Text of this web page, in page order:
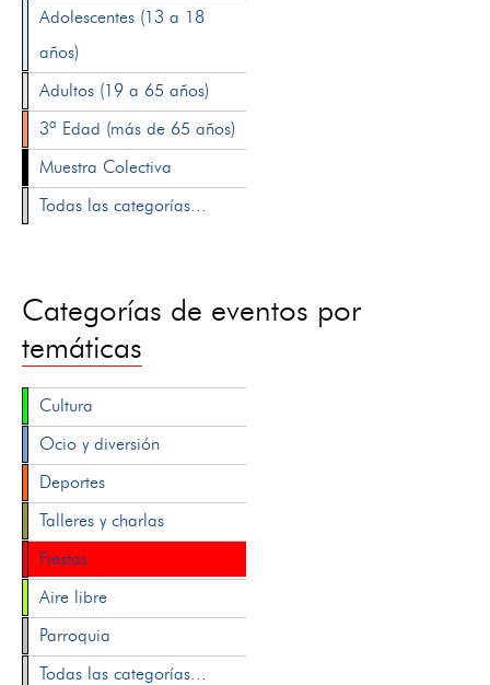
Adolescentes (13 a 18
años)
Adultos (19 a 65 años)
3ª Edad (más de 65 años)
Muestra Colectiva
Todas las categorías...
Categorías de eventos por
temáticas
Cultura
Ocio y diversión
Deportes
Talleres y charlas
Fiestas
Aire libre
Parroquia
Todas las categorías...